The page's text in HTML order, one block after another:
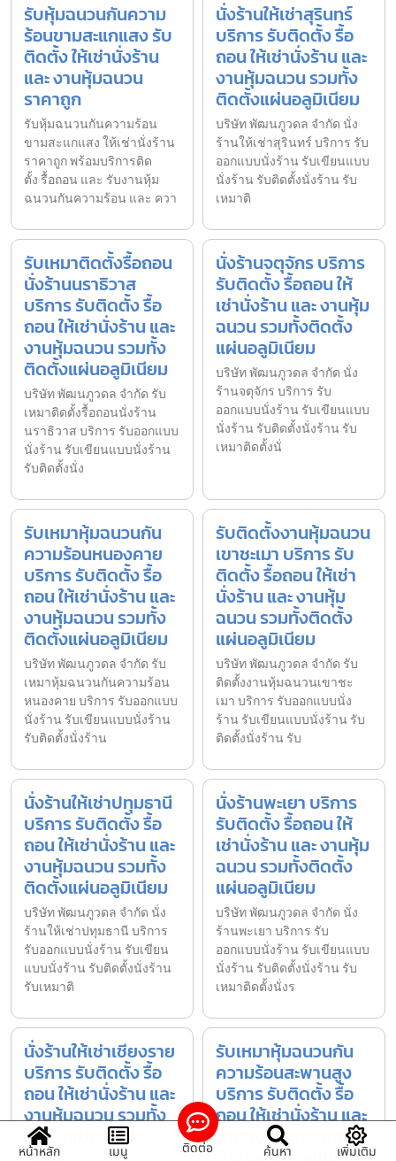
รับหุ้มฉนวนกันความ
ร้อนขามสะแกแสง รับ
ติดตั้ง ให้เช่านั่งร้าน
และ งานหุ้มฉนวน
ราคาถูก
รับหุ้มฉนวนกันความร้อน
ขามสะแกแสง ให้เช่านั่งร้าน
ราคาถูก พร้อมบริการติด
ตั้ง รื้อถอน และ รับงานหุ้ม
ฉนวนกันความร้อน และ ควา
นั่งร้านให้เช่าสุรินทร์
บริการ รับติดตั้ง รื้อ
ถอน ให้เช่านั่งร้าน และ
งานหุ้มฉนวน รวมทั้ง
ติดตั้งแผ่นอลูมิเนียม
บริษัท พัฒนภูวดล จำกัด นั่ง
ร้านให้เช่าสุรินทร์ บริการ รับ
ออกแบบนั่งร้าน รับเขียนแบบ
นั่งร้าน รับติดตั้งนั่งร้าน รับ
เหมาติ
รับเหมาติดตั้งรื้อถอน
นั่งร้านนราธิวาส
บริการ รับติดตั้ง รื้อ
ถอน ให้เช่านั่งร้าน และ
งานหุ้มฉนวน รวมทั้ง
ติดตั้งแผ่นอลูมิเนียม
บริษัท พัฒนภูวดล จำกัด รับ
เหมาติดตั้งรื้อถอนนั่งร้าน
นราธิวาส บริการ รับออกแบบ
นั่งร้าน รับเขียนแบบนั่งร้าน
รับติดตั้งนั่ง
นั่งร้านจตุจักร บริการ
รับติดตั้ง รื้อถอน ให้
เช่านั่งร้าน และ งานหุ้ม
ฉนวน รวมทั้งติดตั้ง
แผ่นอลูมิเนียม
บริษัท พัฒนภูวดล จำกัด นั่ง
ร้านจตุจักร บริการ รับ
ออกแบบนั่งร้าน รับเขียนแบบ
นั่งร้าน รับติดตั้งนั่งร้าน รับ
เหมาติดตั้งนั่
รับเหมาหุ้มฉนวนกัน
ความร้อนหนองคาย
บริการ รับติดตั้ง รื้อ
ถอน ให้เช่านั่งร้าน และ
งานหุ้มฉนวน รวมทั้ง
ติดตั้งแผ่นอลูมิเนียม
บริษัท พัฒนภูวดล จำกัด รับ
เหมาหุ้มฉนวนกันความร้อน
หนองคาย บริการ รับออกแบบ
นั่งร้าน รับเขียนแบบนั่งร้าน
รับติดตั้งนั่งร้าน
รับติดตั้งงานหุ้มฉนวน
เขาชะเมา บริการ รับ
ติดตั้ง รื้อถอน ให้เช่า
นั่งร้าน และ งานหุ้ม
ฉนวน รวมทั้งติดตั้ง
แผ่นอลูมิเนียม
บริษัท พัฒนภูวดล จำกัด รับ
ติดตั้งงานหุ้มฉนวนเขาชะ
เมา บริการ รับออกแบบนั่ง
ร้าน รับเขียนแบบนั่งร้าน รับ
ติดตั้งนั่งร้าน รับ
นั่งร้านให้เช่าปทุมธานี
บริการ รับติดตั้ง รื้อ
ถอน ให้เช่านั่งร้าน และ
งานหุ้มฉนวน รวมทั้ง
ติดตั้งแผ่นอลูมิเนียม
บริษัท พัฒนภูวดล จำกัด นั่ง
ร้านให้เช่าปทุมธานี บริการ
รับออกแบบนั่งร้าน รับเขียน
แบบนั่งร้าน รับติดตั้งนั่งร้าน
รับเหมาติ
นั่งร้านพะเยา บริการ
รับติดตั้ง รื้อถอน ให้
เช่านั่งร้าน และ งานหุ้ม
ฉนวน รวมทั้งติดตั้ง
แผ่นอลูมิเนียม
บริษัท พัฒนภูวดล จำกัด นั่ง
ร้านพะเยา บริการ รับ
ออกแบบนั่งร้าน รับเขียนแบบ
นั่งร้าน รับติดตั้งนั่งร้าน รับ
เหมาติดตั้งนั่งร
นั่งร้านให้เช่าเชียงราย
บริการ รับติดตั้ง รื้อ
ถอน ให้เช่านั่งร้าน และ
งานหุ้มฉนวน รวมทั้ง
ติดตั้งแผ่นอลูมิเนียม
รับเหมาหุ้มฉนวนกัน
ความร้อนสะพานสูง
บริการ รับติดตั้ง รื้อ
ถอน ให้เช่านั่งร้าน และ
งานหุ้มฉนวน รวมทั้ง
หน้าหลัก เมนู ติดต่อ ค้นหา เพิ่มเติม